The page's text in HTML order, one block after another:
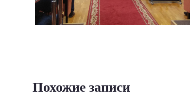
Похожие записи